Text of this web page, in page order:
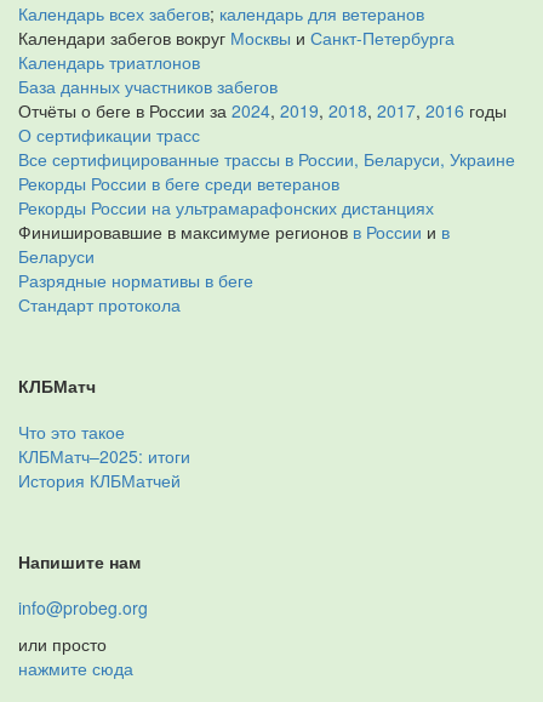
Календарь всех забегов; календарь для ветеранов
Календари забегов вокруг Москвы и Санкт-Петербурга
Календарь триатлонов
База данных участников забегов
Отчёты о беге в России за 2024, 2019, 2018, 2017, 2016 годы
О сертификации трасс
Все сертифицированные трассы в России, Беларуси, Украине
Рекорды России в беге среди ветеранов
Рекорды России на ультрамарафонских дистанциях
Финишировавшие в максимуме регионов в России и в
Беларуси
Разрядные нормативы в беге
Стандарт протокола
КЛБМатч
Что это такое
КЛБМатч–2025: итоги
История КЛБМатчей
Напишите нам
info@probeg.org
или просто
нажмите сюда